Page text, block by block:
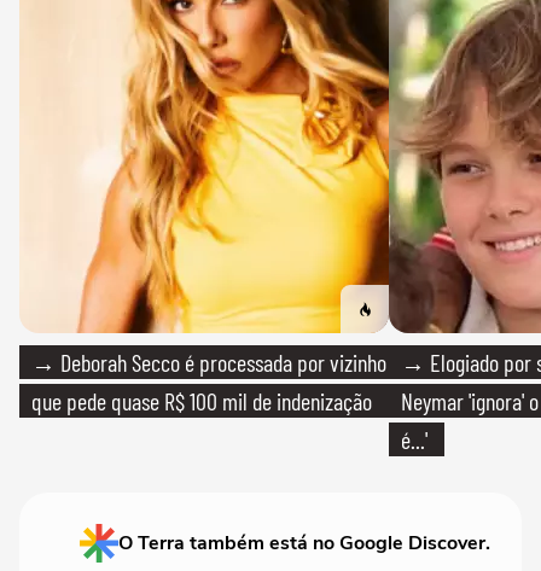
→ Deborah Secco é processada por vizinho
que pede quase R$ 100 mil de indenização
→ Elogiado por
Neymar 'ignora'
é...'
O Terra também está no Google Discover.